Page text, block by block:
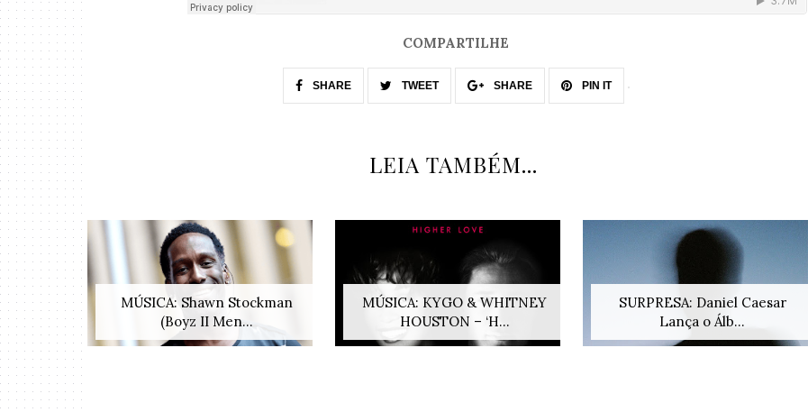
COMPARTILHE
SHARE TWEET SHARE PIN IT
LEIA TAMBÉM...
MÚSICA: Shawn Stockman
(Boyz II Men...
MÚSICA: KYGO & WHITNEY
HOUSTON – ‘H...
SURPRESA: Daniel Caesar
Lança o Álb...